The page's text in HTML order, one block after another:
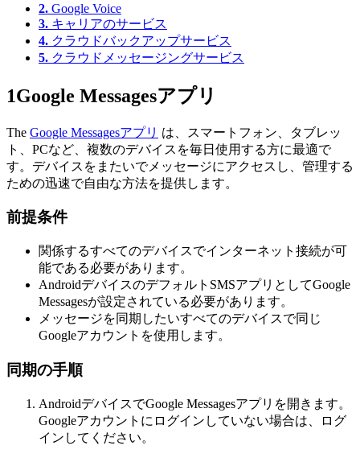
2. Google Voice
3. キャリアのサービス
4. クラウドバックアップサービス
5. クラウドメッセージングサービス
1Google Messagesアプリ
The Google Messagesアプリ は、スマートフォン、タブレッ
ト、PCなど、複数のデバイスを毎日使用する方に最適で
す。デバイスをまたいでメッセージにアクセスし、管理する
ための迅速で自由な方法を提供します。
前提条件
関係するすべてのデバイスでインターネット接続が可
能である必要があります。
AndroidデバイスのデフォルトSMSアプリとしてGoogle
Messagesが設定されている必要があります。
メッセージを同期したいすべてのデバイスで同じ
Googleアカウントを使用します。
同期の手順
AndroidデバイスでGoogle Messagesアプリを開きます。
Googleアカウントにログインしていない場合は、ログ
インしてください。